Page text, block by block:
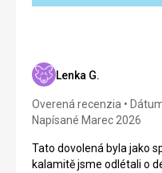
Lenka G.
Overená recenzia
Napísané Marec 2026
Tato dovolená byla jako
kalamitě jsme odlétali o